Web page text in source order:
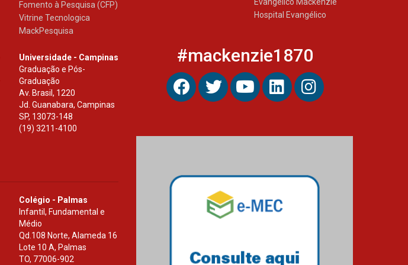
Fomento à Pesquisa (CFP)
Vitrine Tecnologica
MackPesquisa
Hospital Evangélico
Universidade - Campinas
Graduação e Pós-
Graduação
Av. Brasil, 1220
Jd. Guanabara, Campinas
SP, 13073-148
(19) 3211-4100
Colégio - Palmas
Infantil, Fundamental e
Médio
Qd.108 Norte, Alameda 16
Lote 10 A, Palmas
TO, 77006-902
#mackenzie1870